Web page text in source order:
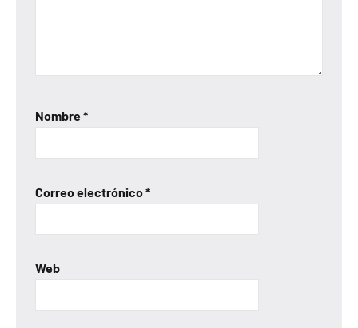
Nombre*
Correo electrónico*
Web